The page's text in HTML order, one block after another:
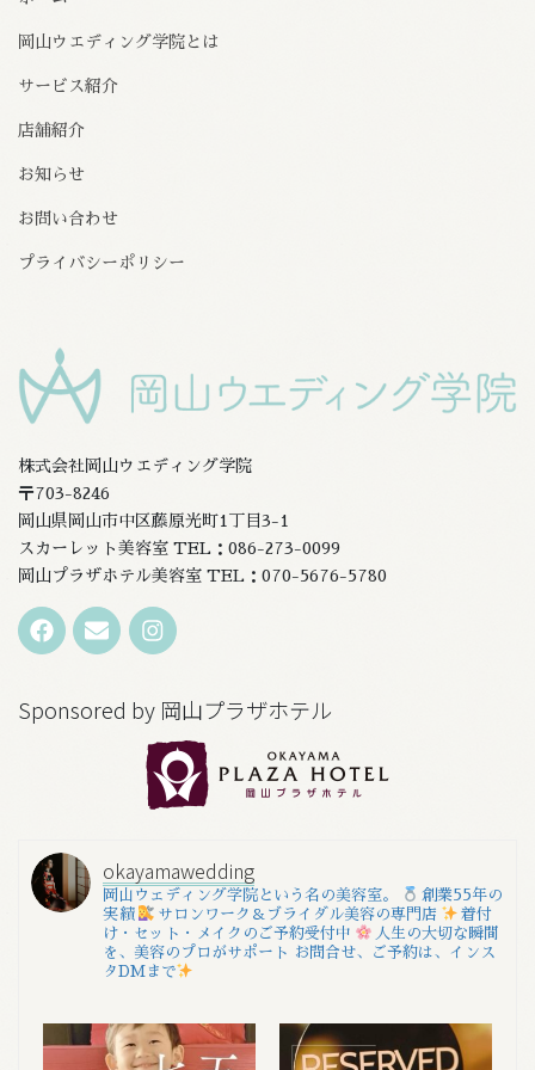
岡山ウエディング学院とは
サービス紹介
店舗紹介
お知らせ
お問い合わせ
プライバシーポリシー
株式会社岡山ウエディング学院
〒703-8246
岡山県岡山市中区藤原光町1丁目3-1
スカーレット美容室 TEL：086-273-0099
岡山プラザホテル美容室 TEL：070-5676-5780
Sponsored by 岡山プラザホテル
okayamawedding
岡山ウェディング学院という名の美容室。
創業55年の
実績
サロンワーク＆ブライダル美容の専門店
着付
け・セット・メイクのご予約受付中
人生の大切な瞬間
を、美容のプロがサポート
お問合せ、ご予約は、インス
タDMまで